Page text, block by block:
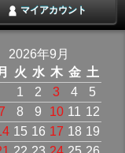
マイアカウント
2026年9月
火 水 木 金 土
1
2 3 4
5
7 8 9 10 11 12
15 16 17 18 19